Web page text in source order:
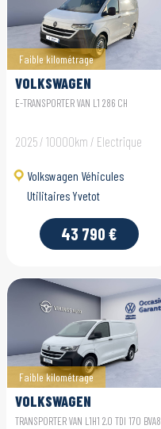
Faible kilométrage
VOLKSWAGEN
UTILITAIRES E-
E-TRANSPORTER VAN L1 286 CH
2025 / 10000km / Electrique
Volkswagen Véhicules
Utilitaires Yvetot
43 790 €
Faible kilométrage
VOLKSWAGEN
UTILITAIRES
TRANSPORTER VAN L1H1 2.0 TDI 170 BVA8